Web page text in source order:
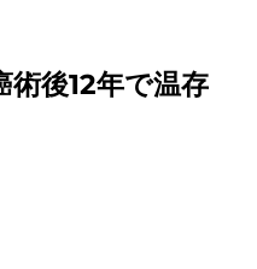
後12年で温存